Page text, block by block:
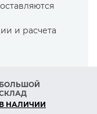
и расчета
БОЛЬШОЙ
В НАЛИЧИИ